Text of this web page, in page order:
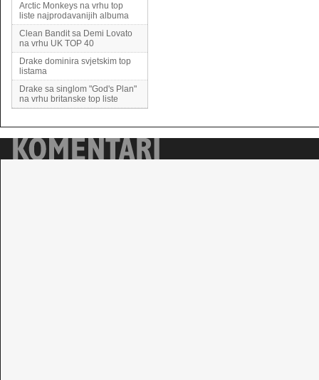
Arctic Monkeys na vrhu top
liste najprodavanijih albuma
Clean Bandit sa Demi Lovato
na vrhu UK TOP 40
Drake dominira svjetskim top
listama
Drake sa singlom "God's Plan"
na vrhu britanske top liste